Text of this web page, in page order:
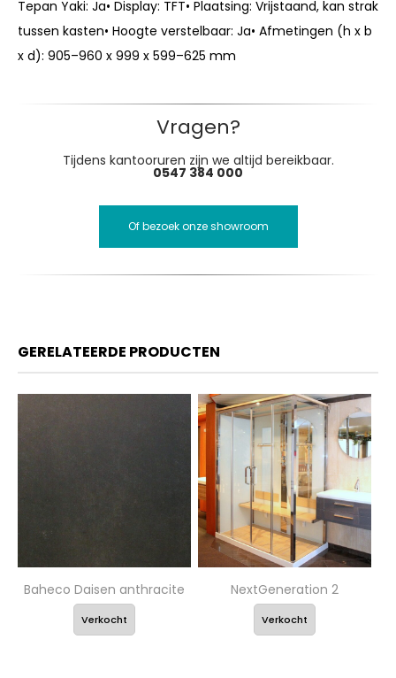
Tepan Yaki: Ja• Display: TFT• Plaatsing: Vrijstaand, kan strak
tussen kasten• Hoogte verstelbaar: Ja• Afmetingen (h x b
x d): 905–960 x 999 x 599–625 mm
Vragen?
Tijdens kantooruren zijn we altijd bereikbaar.
0547 384 000
Of bezoek onze showroom
GERELATEERDE PRODUCTEN
Baheco Daisen anthracite
Verkocht
NextGeneration 2
Verkocht